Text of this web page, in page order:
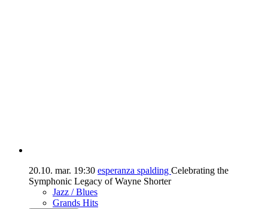
20.10. mar. 19:30 esperanza spalding Celebrating the
Symphonic Legacy of Wayne Shorter
Jazz / Blues
Grands Hits